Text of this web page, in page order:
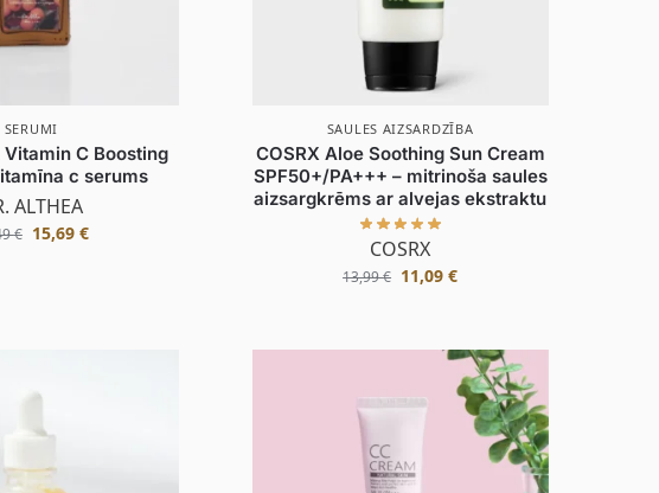
SERUMI
Vitamin C Boosting
c serums
ALTHEA
€ 15,69 €
SAULES AIZSARDZĪBA
COSRX Aloe Soothing Sun Cream
SPF50+/PA+++ – mitrinoša saules
aizsargkrēms ar alvejas ekstraktu
COSRX
13,99€ 11,09€